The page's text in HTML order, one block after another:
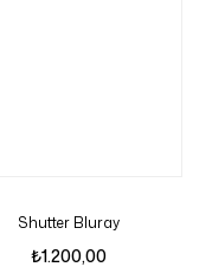
Shutter Bluray
₺1.200,00